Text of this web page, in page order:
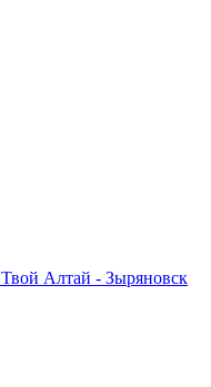
Твой Алтай - Зыряновск